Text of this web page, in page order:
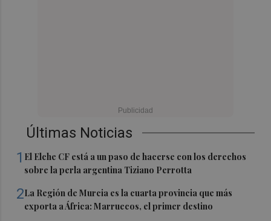
Últimas Noticias
1 El Elche CF está a un paso de hacerse con los derechos
sobre la perla argentina Tiziano Perrotta
2La Región de Murcia es la cuarta provincia que más
exporta a África: Marruecos, el primer destino